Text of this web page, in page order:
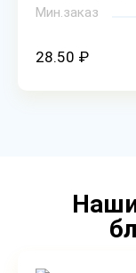
Мин.заказ
28.50 ₽